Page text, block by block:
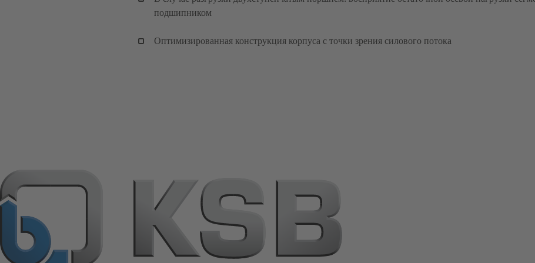
подшипником
Оптимизированная конструкция корпуса с точки зрения силового потока